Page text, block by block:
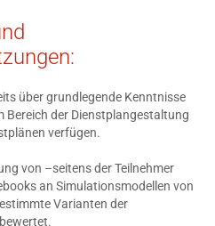
über grundlegende Kenntnisse
Bereich der Dienstplangestaltung
verfügen.
von –seitens der Teilnehmer
an Simulationsmodellen von
Varianten der